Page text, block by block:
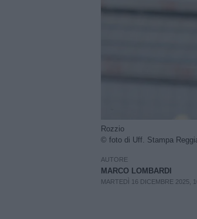
Rozzio
© foto di Uff. Stampa
AUTORE
MARCO LOMBARDI
MARTEDÌ 16 DICEMBRE 2025,